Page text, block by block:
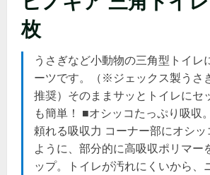
ー
枚
うさぎなど小動物の三角型トイレ
ーツです。（※ジェックス製うさ
推奨）そのままサッとトイレにセ
も簡単！ ■オシッコたっぷり吸収
頼れる吸収力 コーナー部にオシ
ように、部分的に高吸収ポリマー
ップ。トイレが汚れにくいから、